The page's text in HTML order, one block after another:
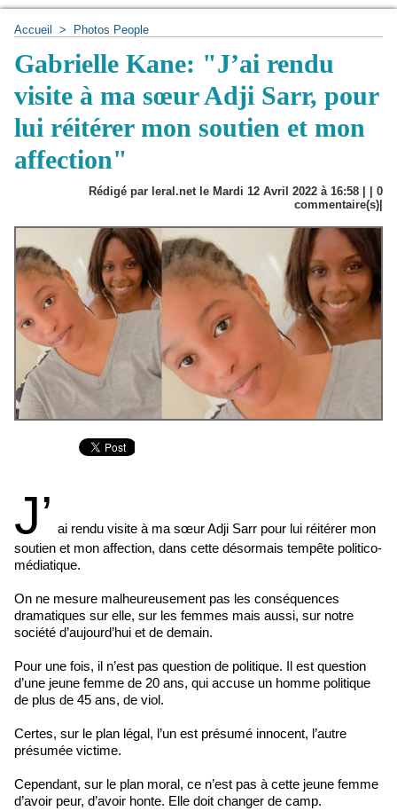
Accueil > Photos People
Gabrielle Kane: "J’ai rendu
visite à ma sœur Adji Sarr, pour
lui réitérer mon soutien et mon
affection"
Rédigé par leral.net le Mardi 12 Avril 2022 à 16:58 | | 0
commentaire(s)|
J’ ai rendu visite à ma sœur Adji Sarr pour lui réitérer mon
soutien et mon affection, dans cette désormais tempête politico-
médiatique.
On ne mesure malheureusement pas les conséquences
dramatiques sur elle, sur les femmes mais aussi, sur notre
société d’aujourd’hui et de demain.
Pour une fois, il n’est pas question de politique. Il est question
d’une jeune femme de 20 ans, qui accuse un homme politique
de plus de 45 ans, de viol.
Certes, sur le plan légal, l’un est présumé innocent, l’autre
présumée victime.
Cependant, sur le plan moral, ce n’est pas à cette jeune femme
d’avoir peur, d’avoir honte. Elle doit changer de camp.